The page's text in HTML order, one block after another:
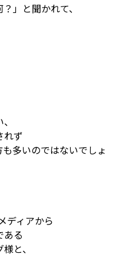
」と聞かれて、
れず
多いのではないでしょ
ディアから
ある
と、